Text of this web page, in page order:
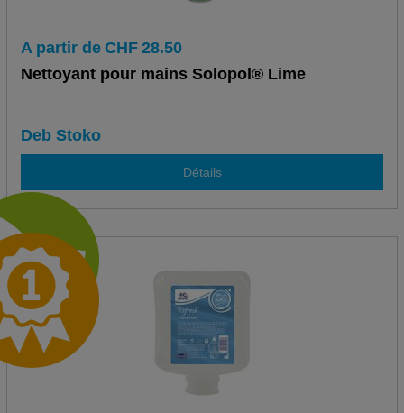
A partir de CHF 28.50
Nettoyant pour mains Solopol® Lime
Deb Stoko
Détails